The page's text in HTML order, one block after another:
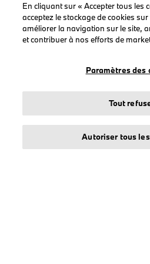
LEGAL
Crédits et mentions légales
En cliquant sur « Accepter tous les
acceptez le stockage de cookies
améliorer la navigation sur le site,
et contribuer à nos efforts de
Paramètres des
Tout
Autoriser tous